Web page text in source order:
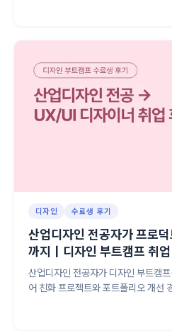
디자인 수료생 후기
산업디자인 전공자가 프로
까지｜디자인 부트캠프 취
산업디자인 전공자가 디자인 부트캠
어 친화 프로젝트와 포트폴리오 개선